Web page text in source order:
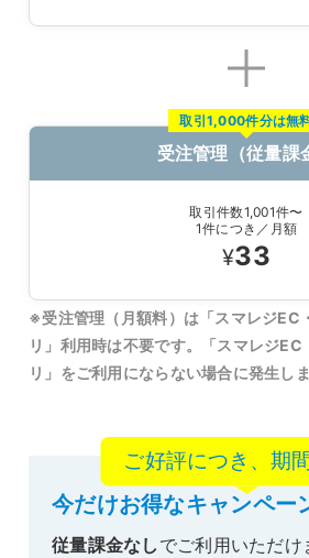
取引1,000件分は無
受注管理（従量課
取引件数1,001件〜
1件につき／月額
¥33
※受注管理（月額料）は「スマレジEC
リ」利用時は不要です。「スマレジ
リ」をご利用にならない場合に発生しま
今だけお得なキャンペー
従量課金なし でご利用いただけ